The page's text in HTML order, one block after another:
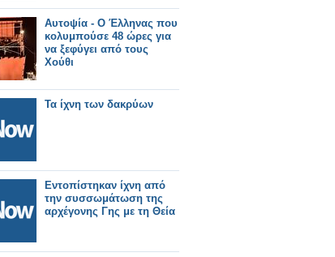
Αυτοψία - Ο Έλληνας που
κολυμπούσε 48 ώρες για
να ξεφύγει από τους
Χούθι
Τα ίχνη των δακρύων
Εντοπίστηκαν ίχνη από
την συσσωμάτωση της
αρχέγονης Γης με τη Θεία